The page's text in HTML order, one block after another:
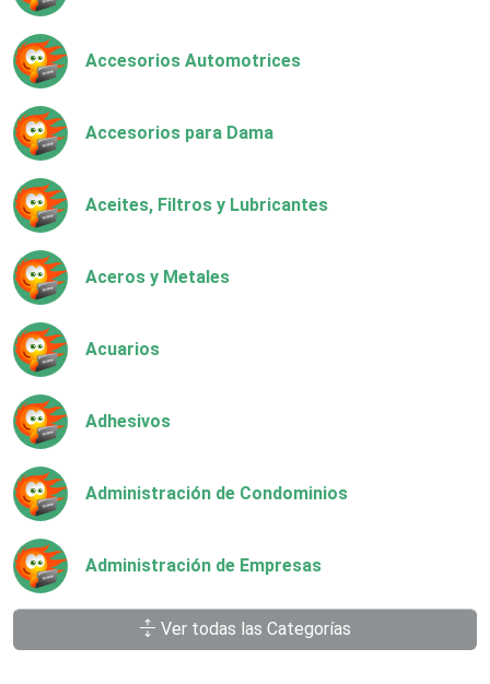
Accesorios Automotrices
Accesorios para Dama
Aceites, Filtros y Lubricantes
Aceros y Metales
Acuarios
Adhesivos
Administración de Condominios
Administración de Empresas
Agencias Aduanales
Ver todas las Categorías